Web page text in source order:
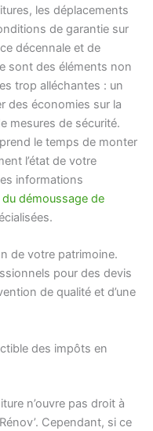
les déplacements
de garantie sur
décennale et de
sont des éléments non
trop alléchantes : un
des économies sur la
mesures de sécurité.
le temps de monter
l’état de votre
informations
démoussage de
de votre patrimoine.
pour des devis
de qualité et d’une
des impôts en
n’ouvre pas droit à
Cependant, si ce